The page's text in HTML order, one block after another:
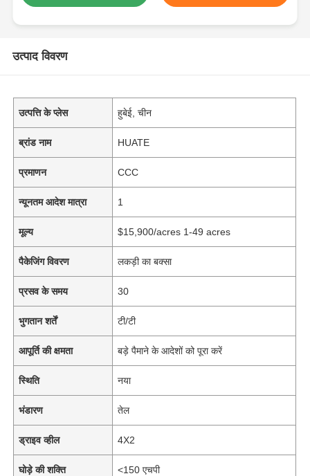
उत्पाद विवरण
उत्पत्ति के प्लेस हुबेई, चीन
ब्रांड नाम HUATE
प्रमाणन CCC
न्यूनतम आदेश मात्रा 1
मूल्य $15,900/acres 1-49 acres
पैकेजिंग विवरण लकड़ी का बक्सा
प्रसव के समय 30
भुगतान शर्तें टी/टी
आपूर्ति की क्षमता बड़े पैमाने के आदेशों को पूरा करें
स्थिति नया
भंडारण तेल
ड्राइव व्हील 4X2
घोड़े की शक्ति <150 एचपी